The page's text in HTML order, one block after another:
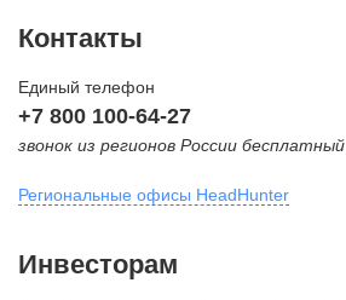
Контакты
Единый телефон
+7 800 100-64-27
звонок из регионов России бесплатный
Региональные офисы HeadHunter
внутригородская территория
Инвесторам